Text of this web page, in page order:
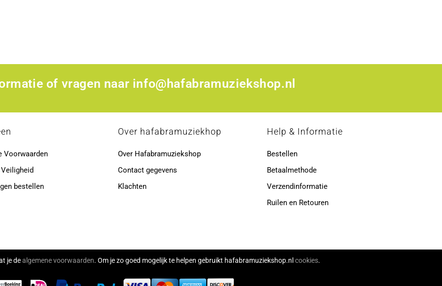
of vragen naar info@hafabramuziekshop.nl
Voorwaarden
bestellen
Over hafabramuziekhop
Over Hafabramuziekshop
Contact gegevens
Klachten
Help & Informatie
Bestellen
Betaalmethode
Verzendinformatie
Ruilen en Retouren
je dealgemene voorwaarden. Om je zo goed mogelijk te helpen gebruikt hafabramuziekshop.nl cookies.